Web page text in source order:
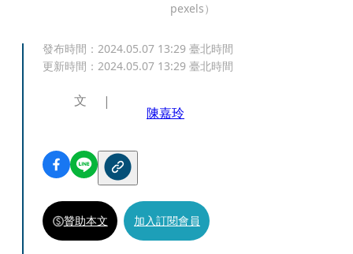
pexels）
發布時間： 2024.05.07 13:29 臺北時間
更新時間： 2024.05.07 13:29 臺北時間
文
陳嘉玲
贊助本文 加入訂閱會員